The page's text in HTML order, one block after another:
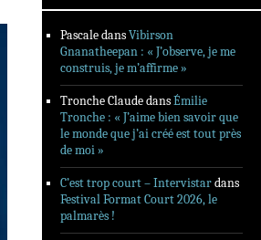
PascaledansVibirson
Gnanatheepan : « J’observe, je me
construis, je m’affirme »
Tronche ClaudedansÉmilie
Tronche : « J’aime bien savoir que
le monde que j’ai créé est tout près
de moi »
C’est trop court – Intervistardans
Festival Format Court 2026, le
palmarès !